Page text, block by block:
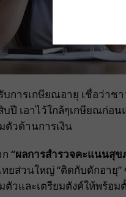
บการเกษียณอายุ เชื่อว่า
บปี เอาไว้ใกล้ๆเกษียณก่
ตัวด้านการเงิน
“ผลการสำรวจคะแนนสุ
ส่วนใหญ่ “ติดกับดักอายุ”
ตัวและเตรียมตังค์ให้พร้อ